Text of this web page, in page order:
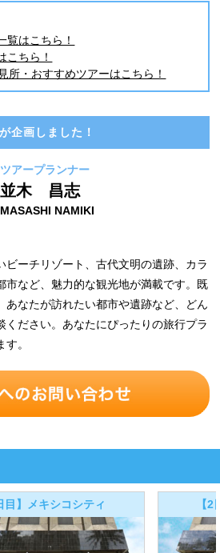
覧はこちら！
こちら！
・おすすめツアーはこちら！
企画しました！
ツアープランナー
並木 昌志
MASASHI NAMIKI
ビーチリゾート、古代文明の遺跡、カラ
市など、魅力的な観光地が満載です。既
あなたが訪れたい都市や遺跡など、どん
ください。あなたにぴったりの旅行プラ
。
目】メキシコシティ 【